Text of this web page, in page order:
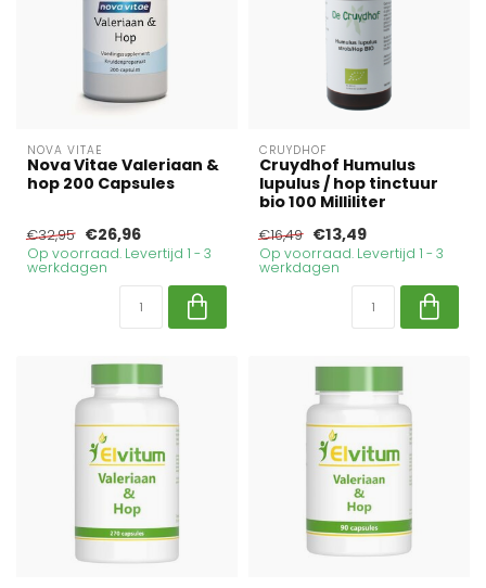
NOVA VITAE
Nova Vitae Valeriaan &
hop 200 Capsules
€32,95 €26,96
Op voorraad. Levertijd 1 - 3
werkdagen
CRUYDHOF
Cruydhof Humulus
lupulus / hop tinctuur
bio 100 Milliliter
€16,49 €13,49
Op voorraad. Levertijd 1 - 3
werkdagen